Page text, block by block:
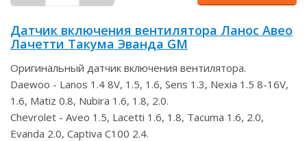
Датчик включения вентилятора Ланос Авео
Лачетти Такума Эванда GM
Оригинальный датчик включения вентилятора.
Daewoo - Lanos 1.4 8V, 1.5, 1.6, Sens 1.3, Nexia 1.5 8-16V,
1.6, Matiz 0.8, Nubira 1.6, 1.8, 2.0.
Chevrolet - Aveo 1.5, Lacetti 1.6, 1.8, Tacuma 1.6, 2.0,
Evanda 2.0, Captiva C100 2.4.